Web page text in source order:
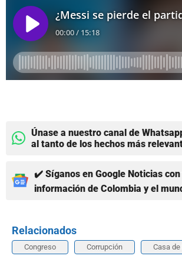
Únase a nuestro canal de
al tanto de los hechos más
✔️ Síganos en Google Noticias
información de Colombia y el
Relacionados
Congreso Corrupción Casa